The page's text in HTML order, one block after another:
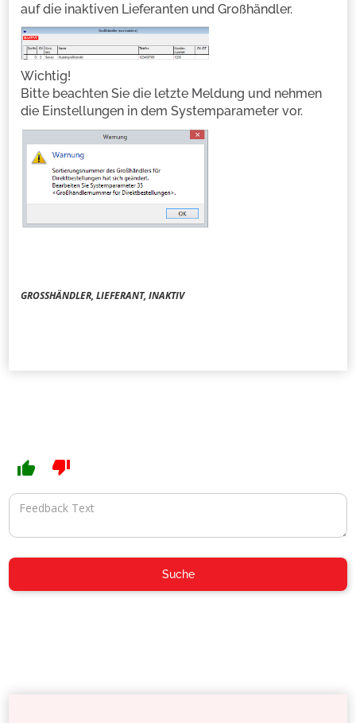
auf die inaktiven Lieferanten und Großhändler.
Wichtig!
Bitte beachten Sie die letzte Meldung und nehmen
die Einstellungen in dem Systemparameter vor.
GROSSHÄNDLER, LIEFERANT, INAKTIV